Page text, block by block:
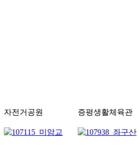
자전거공원 증평생활체육관